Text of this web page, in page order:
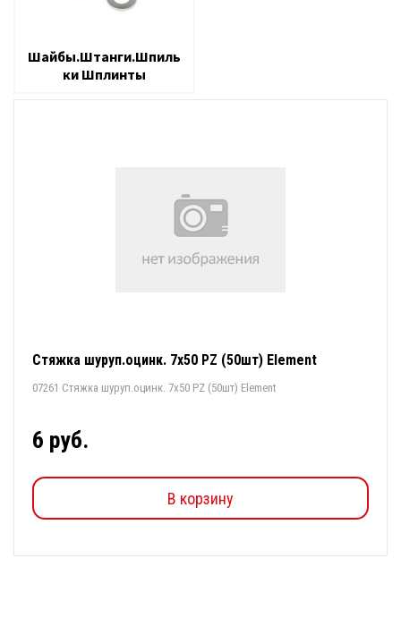
Шайбы.Штанги.Шпиль
ки Шплинты
Стяжка шуруп.оцинк. 7х50 PZ (50шт) Element
07261 Стяжка шуруп.оцинк. 7х50 PZ (50шт) Element
6 руб.
В корзину